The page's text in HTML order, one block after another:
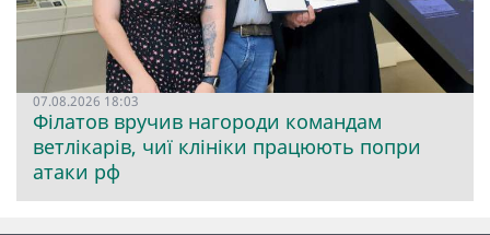
07.08.2026 18:03
Філатов вручив нагороди командам
ветлікарів, чиї клініки працюють попри
атаки рф